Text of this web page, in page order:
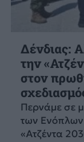
Δένδιας:
την
στον
Περνάμε σε
των
«Ατζέντα